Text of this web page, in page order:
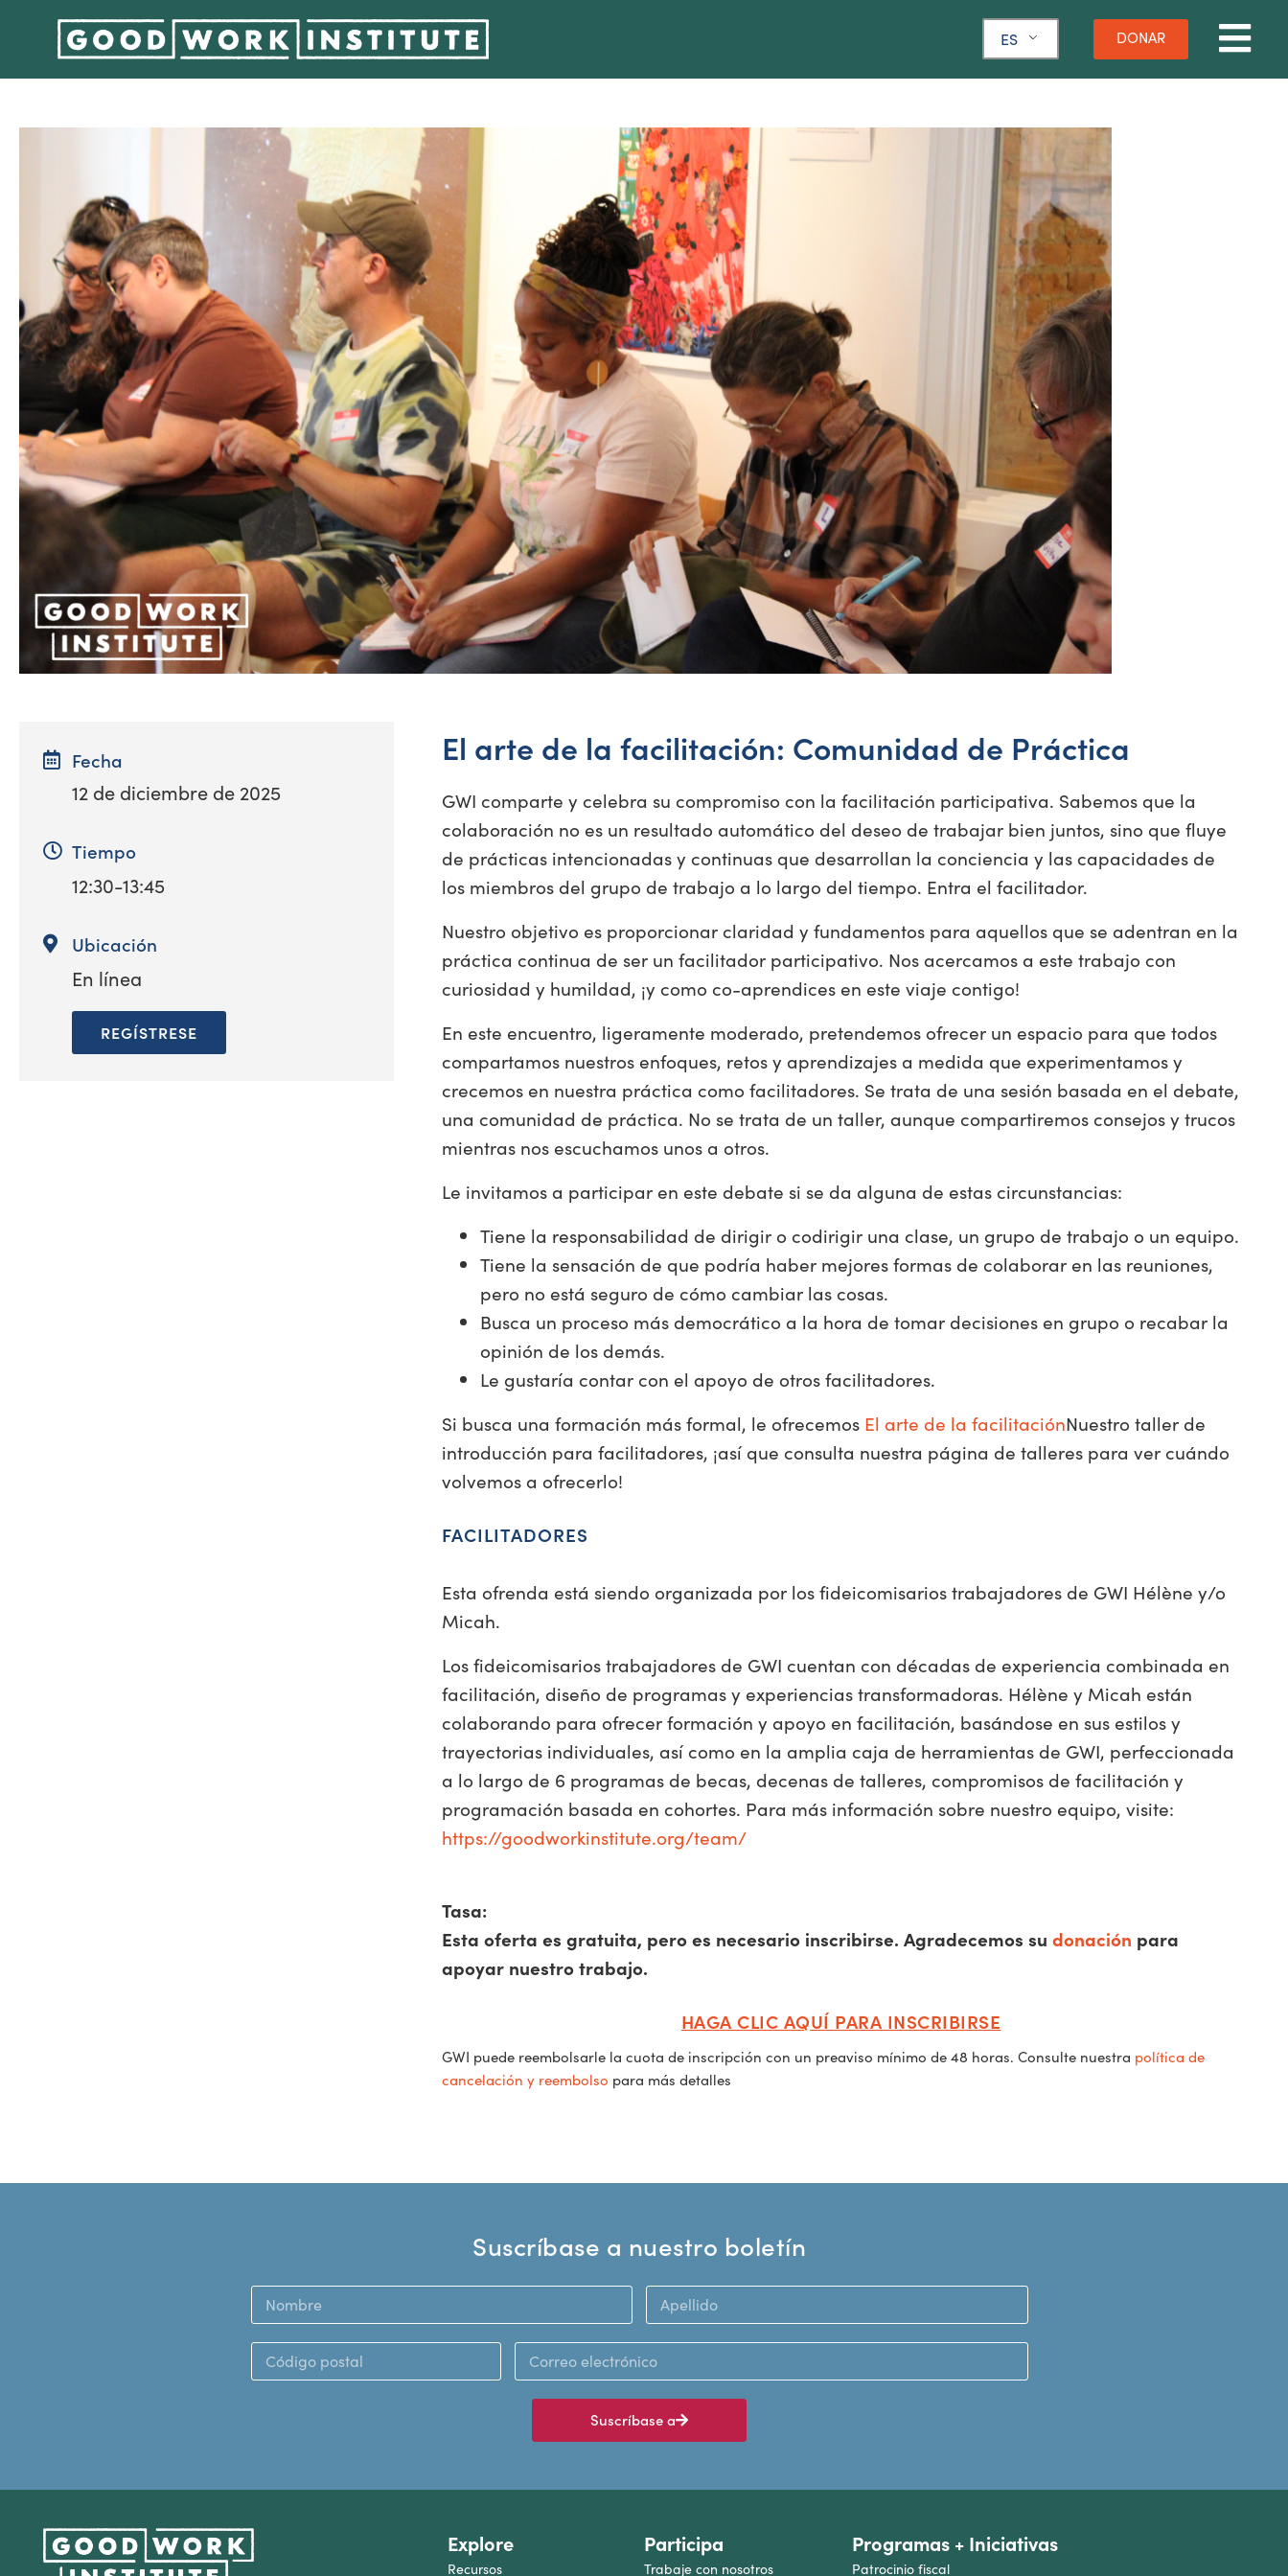
ES DONAR
Fecha
12 de diciembre de 2025
Tiempo
12:30-13:45
Ubicación
En línea
REGÍSTRESE
El arte de la facilitación: Comunidad de Práctica
GWI comparte y celebra su compromiso con la facilitación participativa. Sabemos que la
colaboración no es un resultado automático del deseo de trabajar bien juntos, sino que fluye
de prácticas intencionadas y continuas que desarrollan la conciencia y las capacidades de
los miembros del grupo de trabajo a lo largo del tiempo. Entra el facilitador.
Nuestro objetivo es proporcionar claridad y fundamentos para aquellos que se adentran en la
práctica continua de ser un facilitador participativo. Nos acercamos a este trabajo con
curiosidad y humildad, ¡y como co-aprendices en este viaje contigo!
En este encuentro, ligeramente moderado, pretendemos ofrecer un espacio para que todos
compartamos nuestros enfoques, retos y aprendizajes a medida que experimentamos y
crecemos en nuestra práctica como facilitadores. Se trata de una sesión basada en el debate,
una comunidad de práctica. No se trata de un taller, aunque compartiremos consejos y trucos
mientras nos escuchamos unos a otros.
Le invitamos a participar en este debate si se da alguna de estas circunstancias:
Tiene la responsabilidad de dirigir o codirigir una clase, un grupo de trabajo o un equipo.
Tiene la sensación de que podría haber mejores formas de colaborar en las reuniones,
pero no está seguro de cómo cambiar las cosas.
Busca un proceso más democrático a la hora de tomar decisiones en grupo o recabar la
opinión de los demás.
Le gustaría contar con el apoyo de otros facilitadores.
Si busca una formación más formal, le ofrecemos El arte de la facilitaciónNuestro taller de
introducción para facilitadores, ¡así que consulta nuestra página de talleres para ver cuándo
volvemos a ofrecerlo!
FACILITADORES
Esta ofrenda está siendo organizada por los fideicomisarios trabajadores de GWI Hélène y/o
Micah.
Los fideicomisarios trabajadores de GWI cuentan con décadas de experiencia combinada en
facilitación, diseño de programas y experiencias transformadoras. Hélène y Micah están
colaborando para ofrecer formación y apoyo en facilitación, basándose en sus estilos y
trayectorias individuales, así como en la amplia caja de herramientas de GWI, perfeccionada
a lo largo de 6 programas de becas, decenas de talleres, compromisos de facilitación y
programación basada en cohortes. Para más información sobre nuestro equipo, visite:
https://goodworkinstitute.org/team/
Tasa:
Esta oferta es gratuita, pero es necesario inscribirse. Agradecemos sudonación para
apoyar nuestro trabajo.
HAGA CLIC AQUÍ PARA INSCRIBIRSE
GWI puede reembolsarle la cuota de inscripción con un preaviso mínimo de 48 horas. Consulte nuestra política de
cancelación y reembolso para más detalles
Suscríbase a nuestro boletín
Suscríbase a
Explore
Recursos
Participa
Trabaje con nosotros
Programas + Iniciativas
Patrocinio fiscal